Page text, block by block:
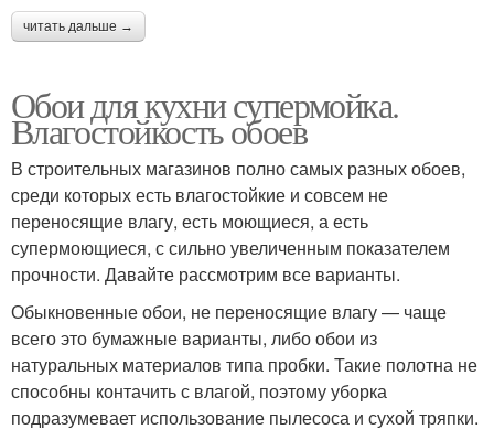
читать дальше →
Обои для кухни супермойка.
Влагостойкость обоев
В строительных магазинов полно самых разных обоев,
среди которых есть влагостойкие и совсем не
переносящие влагу, есть моющиеся, а есть
супермоющиеся, с сильно увеличенным показателем
прочности. Давайте рассмотрим все варианты.
Обыкновенные обои, не переносящие влагу — чаще
всего это бумажные варианты, либо обои из
натуральных материалов типа пробки. Такие полотна не
способны контачить с влагой, поэтому уборка
подразумевает использование пылесоса и сухой тряпки.